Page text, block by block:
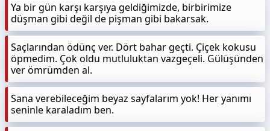
Ya bir gün karşı karşıya geldiğimizde, birbirimize
düşman gibi değil de pişman gibi bakarsak.
Saçlarından ödünç ver. Dört bahar geçti. Çiçek kokusu
öpmedim. Çok oldu mutluluktan vazgeçeli. Gülüşünden
ver ömrümden al.
Sana verebileceğim beyaz sayfalarım yok! Her yanımı
seninle karaladım ben.